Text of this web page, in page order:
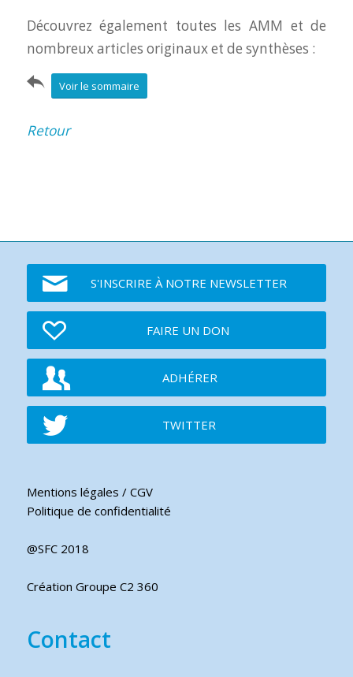
Découvrez également toutes les AMM et de
nombreux articles originaux et de synthèses :
Voir le sommaire
Retour
S'INSCRIRE À NOTRE NEWSLETTER
FAIRE UN DON
ADHÉRER
TWITTER
Mentions légales / CGV
Politique de confidentialité
@SFC 2018
Création Groupe C2 360
Contact